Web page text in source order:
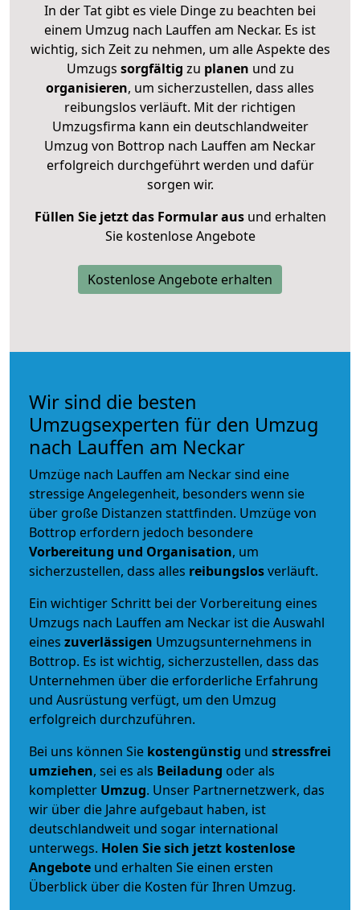
In der Tat gibt es viele Dinge zu beachten bei
einem Umzug nach Lauffen am Neckar. Es ist
wichtig, sich Zeit zu nehmen, um alle Aspekte des
Umzugs sorgfältig zu planen und zu
organisieren, um sicherzustellen, dass alles
reibungslos verläuft. Mit der richtigen
Umzugsfirma kann ein deutschlandweiter
Umzug von Bottrop nach Lauffen am Neckar
erfolgreich durchgeführt werden und dafür
sorgen wir.
Füllen Sie jetzt das Formular ausund erhalten
Sie kostenlose Angebote
Kostenlose Angebote erhalten
Wir sind die besten
Umzugsexperten für den Umzug
nach Lauffen am Neckar
Umzüge nach Lauffen am Neckar sind eine
stressige Angelegenheit, besonders wenn sie
über große Distanzen stattfinden. Umzüge von
Bottrop erfordern jedoch besondere
Vorbereitung und Organisation, um
sicherzustellen, dass alles reibungslosverläuft.
Ein wichtiger Schritt bei der Vorbereitung eines
Umzugs nach Lauffen am Neckar ist die Auswahl
eines zuverlässigen Umzugsunternehmens in
Bottrop. Es ist wichtig, sicherzustellen, dass das
Unternehmen über die erforderliche Erfahrung
und Ausrüstung verfügt, um den Umzug
erfolgreich durchzuführen.
Bei uns können Sie kostengünstig und stressfrei
umziehen, sei es als Beiladung oder als
kompletter Umzug. Unser Partnernetzwerk, das
wir über die Jahre aufgebaut haben, ist
deutschlandweit und sogar international
unterwegs. Holen Sie sich jetzt kostenlose
Angebote und erhalten Sie einen ersten
Überblick über die Kosten für Ihren Umzug.